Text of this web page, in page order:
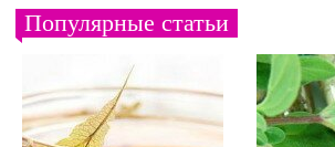
Популярные статьи